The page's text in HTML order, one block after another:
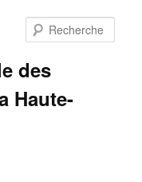
des
Haute-